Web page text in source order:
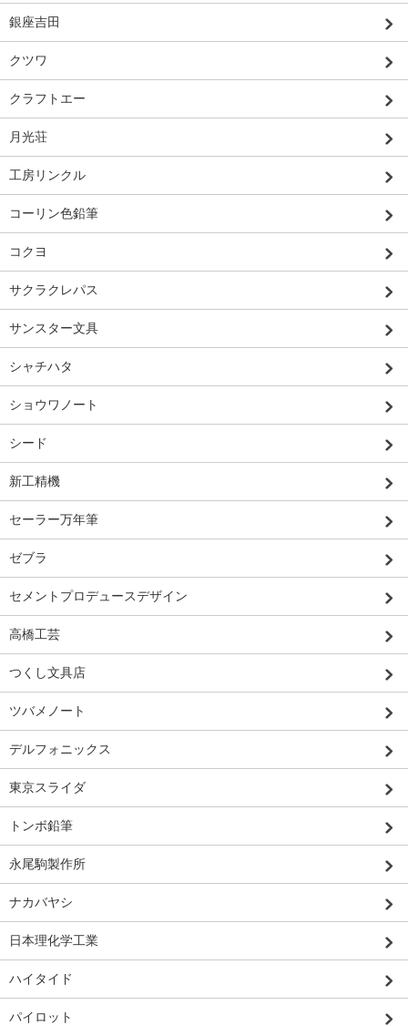
銀座吉田
クツワ
クラフトエー
月光荘
工房リンクル
コーリン色鉛筆
コクヨ
サクラクレパス
サンスター文具
シャチハタ
ショウワノート
シード
新工精機
セーラー万年筆
ゼブラ
セメントプロデュースデザイン
高橋工芸
つくし文具店
ツバメノート
デルフォニックス
東京スライダ
トンボ鉛筆
永尾駒製作所
ナカバヤシ
日本理化学工業
ハイタイド
パイロット